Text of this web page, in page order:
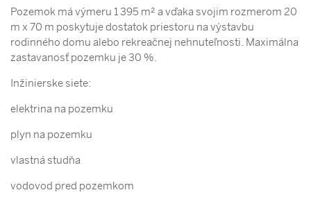
Pozemok má výmeru 1 395 m² a vďaka svojim rozmerom 20
m x 70 m poskytuje dostatok priestoru na výstavbu
rodinného domu alebo rekreačnej nehnuteľnosti. Maximálna
zastavanosť pozemku je 30 %.
Inžinierske siete:
elektrina na pozemku
plyn na pozemku
vlastná studňa
vodovod pred pozemkom